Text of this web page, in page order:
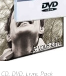
CD, DVD, Livre, Pack